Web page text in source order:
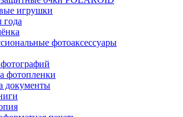
игрушки
фотоаксессуары
фотопленки
документы